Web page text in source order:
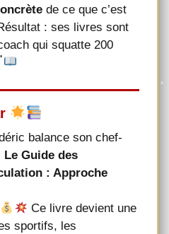
de ce que c’est
: ses livres sont
qui squatte 200
balance son chef-
Le Guide des
: Approche
Ce livre devient une
sportifs, les